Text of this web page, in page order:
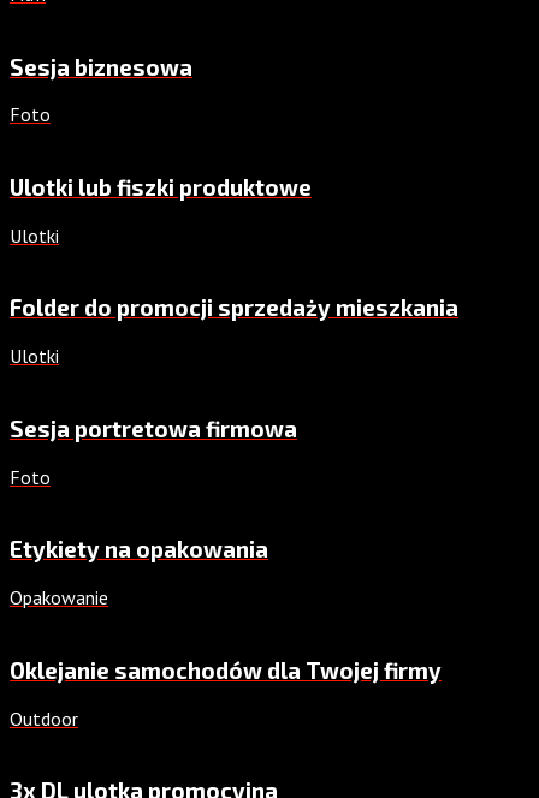
Sesja biznesowa
Foto
Ulotki lub fiszki produktowe
Ulotki
Folder do promocji sprzedaży mieszkania
Ulotki
Sesja portretowa firmowa
Foto
Etykiety na opakowania
Opakowanie
Oklejanie samochodów dla Twojej firmy
Outdoor
3x DL ulotka promocyjna